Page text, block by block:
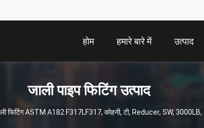
होम हमारे बारे में उत्पाद
जाली पाइप फिटिंग उत्पाद
फिटिंग ASTM A182 F317LF317, कोहनी, टी, Reducer, SW,